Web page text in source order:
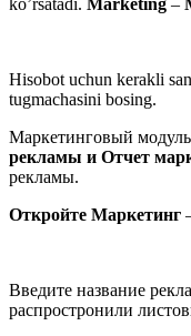
Hisobot uchun kerakli
tugmachasini bosing.
Маркетинговый модуль
рекламы и Отчет
рекламы.
Откройте Маркетинг
Введите название
распростронили